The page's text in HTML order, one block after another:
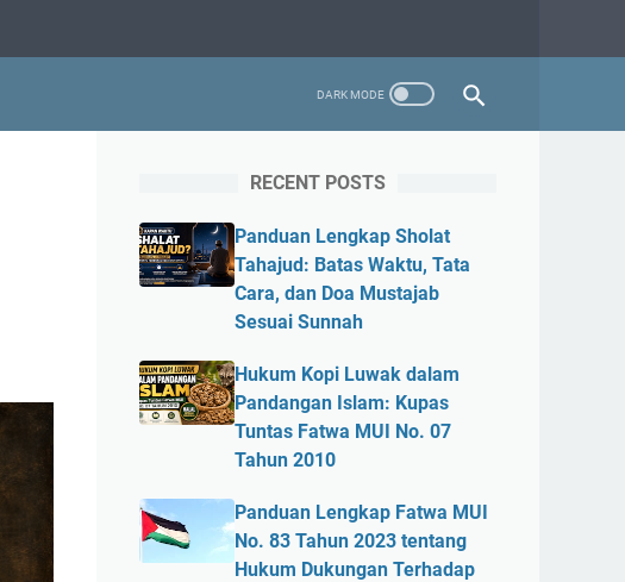
RECENT POSTS
Panduan Lengkap Sholat
Tahajud: Batas Waktu, Tata
Cara, dan Doa Mustajab
Sesuai Sunnah
Hukum Kopi Luwak dalam
Pandangan Islam: Kupas
Tuntas Fatwa MUI No. 07
Tahun 2010
Panduan Lengkap Fatwa MUI
No. 83 Tahun 2023 tentang
Hukum Dukungan Terhadap